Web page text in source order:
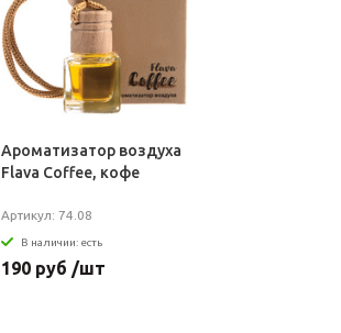
Ароматизатор воздуха
Flava Coffee, кофе
Артикул: 74.08
В наличии: есть
190 руб /шт